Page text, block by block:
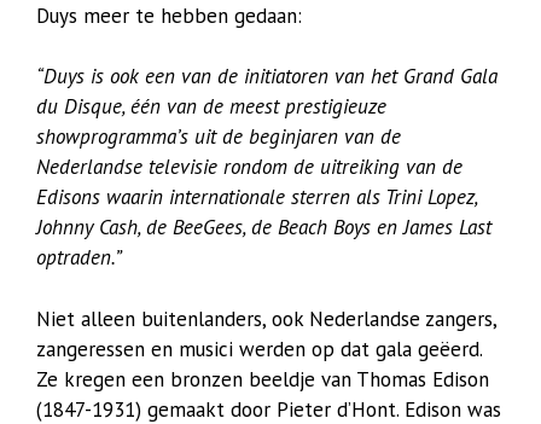
Duys meer te hebben gedaan:
“Duys is ook een van de initiatoren van het Grand Gala
du Disque, één van de meest prestigieuze
showprogramma’s uit de beginjaren van de
Nederlandse televisie rondom de uitreiking van de
Edisons waarin internationale sterren als Trini Lopez,
Johnny Cash, de BeeGees, de Beach Boys en James Last
optraden.”
Niet alleen buitenlanders, ook Nederlandse zangers,
zangeressen en musici werden op dat gala geëerd.
Ze kregen een bronzen beeldje van Thomas Edison
(1847-1931) gemaakt door Pieter d’Hont. Edison was